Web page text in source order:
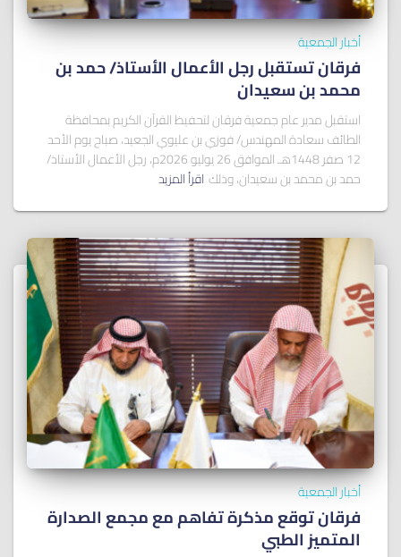
أخبار الجمعية
فرقان تستقبل رجل الأعمال الأستاذ/ ﺣﻤﺪ ﺑﻦ
ﻣﺤﻤﺪ ﺑﻦ ﺳﻌﻴﺪان
استقبل مدير عام جمعية فرقان لتحفيظ القرآن الكريم بمحافظة
الطائف سعادة المهندس/ فوزي بن عليوي الجعيد، صباح يوم الأحد
12 صفر 1448هـ الموافق 26 يوليو 2026م، رجل الأعمال الأستاذ/
حمد بن محمد بن سعيدان، وذلك اقرأ المزيد
أخبار الجمعية
فرقان توقع مذكرة تفاهم مع مجمع الصدارة
المتميز الطبي